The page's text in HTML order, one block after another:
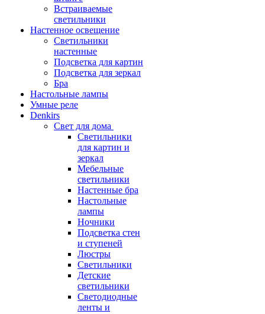
Встраиваемые
светильники
Настенное освещение
Светильники
настенные
Подсветка для картин
Подсветка для зеркал
Бра
Настольные лампы
Умные реле
Denkirs
Свет для дома
Светильники
для картин и
зеркал
Мебельные
светильники
Настенные бра
Настольные
лампы
Ночники
Подсветка стен
и ступеней
Люстры
Светильники
Детские
светильники
Светодиодные
ленты и